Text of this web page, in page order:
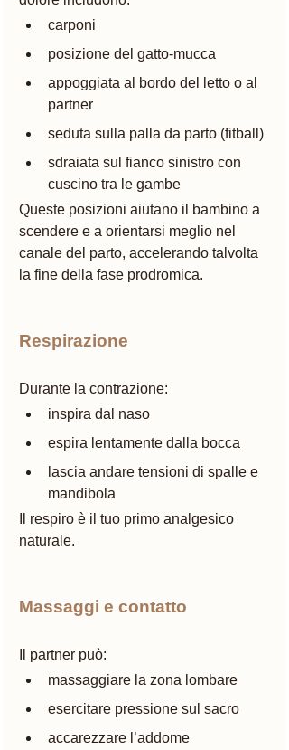
carponi
posizione del gatto-mucca
appoggiata al bordo del letto o al
partner
seduta sulla palla da parto (fitball)
sdraiata sul fianco sinistro con
cuscino tra le gambe
Queste posizioni aiutano il bambino a
scendere e a orientarsi meglio nel
canale del parto, accelerando talvolta
la fine della fase prodromica.
Respirazione
Durante la contrazione:
inspira dal naso
espira lentamente dalla bocca
lascia andare tensioni di spalle e
mandibola
Il respiro è il tuo primo analgesico
naturale.
Massaggi e contatto
Il partner può:
massaggiare la zona lombare
esercitare pressione sul sacro
accarezzare l’addome